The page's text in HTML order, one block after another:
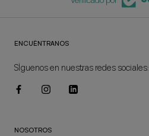
ENCUÉNTRANOS
SÍguenos en nuestras redes sociales:
NOSOTROS